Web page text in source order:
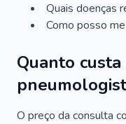
Quais doenças
Como posso
Quanto
O preço da consulta